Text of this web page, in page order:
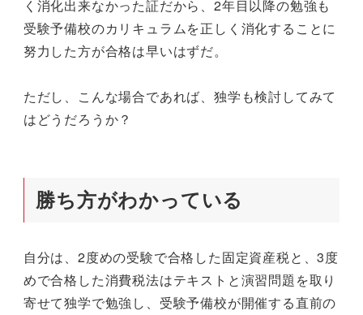
く消化出来なかった証だから、2年目以降の勉強も
受験予備校のカリキュラムを正しく消化することに
努力した方が合格は早いはずだ。
ただし、こんな場合であれば、独学も検討してみて
はどうだろうか？
勝ち方がわかっている
自分は、2度めの受験で合格した固定資産税と、3度
めで合格した消費税法はテキストと演習問題を取り
寄せて独学で勉強し、受験予備校が開催する直前の